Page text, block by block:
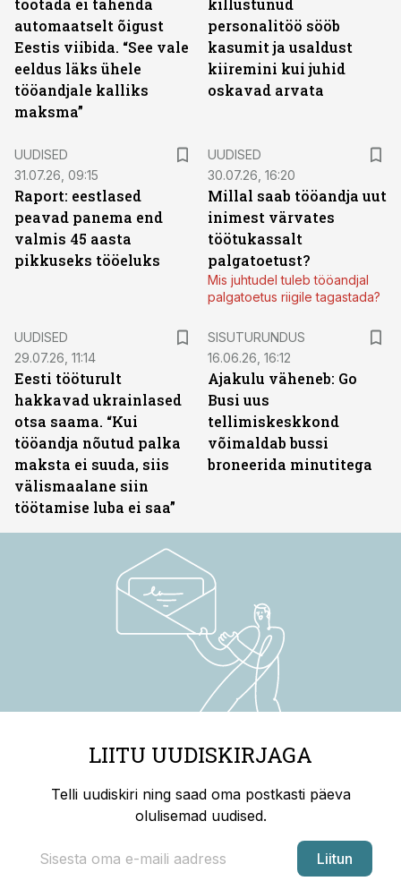
töötada ei tähenda
automaatselt õigust
Eestis viibida. “See vale
eeldus läks ühele
tööandjale kalliks
maksma”
killustunud
personalitöö sööb
kasumit ja usaldust
kiiremini kui juhid
oskavad arvata
UUDISED
31.07.26, 09:15
Raport: eestlased
peavad panema end
valmis 45 aasta
pikkuseks tööeluks
UUDISED
30.07.26, 16:20
Millal saab tööandja uut
inimest värvates
töötukassalt
palgatoetust?
Mis juhtudel tuleb tööandjal
palgatoetus riigile tagastada?
UUDISED
29.07.26, 11:14
Eesti tööturult
hakkavad ukrainlased
otsa saama. “Kui
tööandja nõutud palka
maksta ei suuda, siis
välismaalane siin
töötamise luba ei saa”
SISUTURUNDUS
16.06.26, 16:12
Ajakulu väheneb: Go
Busi uus
tellimiskeskkond
võimaldab bussi
broneerida minutitega
LIITU UUDISKIRJAGA
Telli uudiskiri ning saad oma postkasti päeva
olulisemad uudised.
Liitun